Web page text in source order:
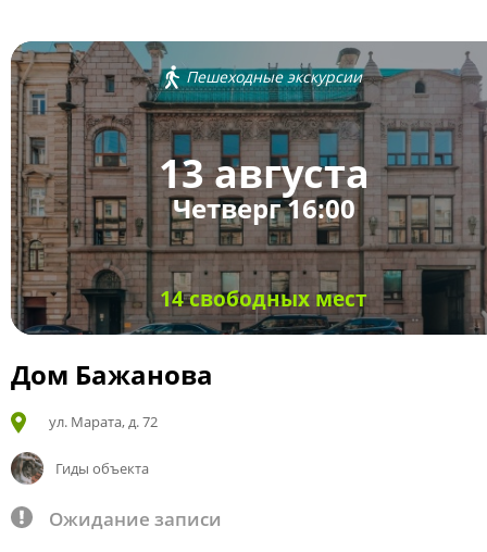
Пешеходные экскурсии
13 августа
Четверг 16:00
14 свободных мест
Дом Бажанова
ул. Марата, д. 72
Гиды объекта
Ожидание записи